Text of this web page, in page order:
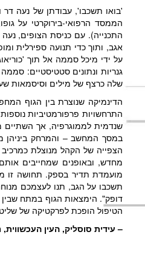
'בואו תשכבו', עבודתן של נעה
הממסד הרפואי-בירוקרטי על
התכנייה). עם כניסת הצופים,
אגב, ותוך כדי תנועה ספירלית
על ידי מיכל סממה אל תוך
גנריות ונתונים סטטיסטיים:
שלה כרצף של מילים וסיסמאות
הדינמיקה שנוצרת בין הגוף
התרחשויות פרפורמטיביות
שנדמית לממוגרפיה, אך השתיים
במסך המחשב – והמרחק ביניהן
הצפייה של הקהל מנוצלת
מחדש, ובאופנים שמחייבים
מועמדת תדיר בספק. תחושה זו
תשכבו על הגב, תנו לעצמכם
דופק". הימצאות הגוף במתח שבין
הטיפול הופכת לפרקטיקה של
– עידית סוסליק, העין העכשווית,